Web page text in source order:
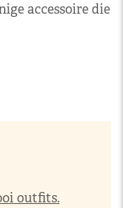
accessoire die
outfits.